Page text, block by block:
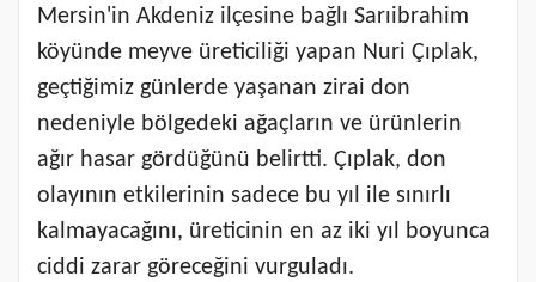
Mersin'in Akdeniz ilçesine bağlı Sarıibrahim
köyünde meyve üreticiliği yapan Nuri Çıplak,
geçtiğimiz günlerde yaşanan zirai don
nedeniyle bölgedeki ağaçların ve ürünlerin
ağır hasar gördüğünü belirtti. Çıplak, don
olayının etkilerinin sadece bu yıl ile sınırlı
kalmayacağını, üreticinin en az iki yıl boyunca
ciddi zarar göreceğini vurguladı.